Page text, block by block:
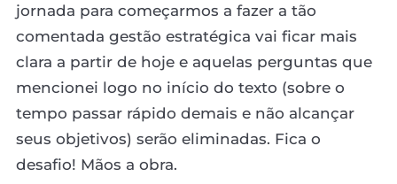
jornada para começarmos a fazer a tão
comentada gestão estratégica vai ficar mais
clara a partir de hoje e aquelas perguntas que
mencionei logo no início do texto (sobre o
tempo passar rápido demais e não alcançar
seus objetivos) serão eliminadas. Fica o
desafio! Mãos a obra.